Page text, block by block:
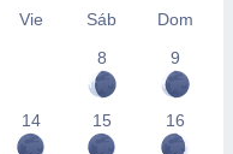
Vie Sáb
Dom
8
9
14 15 16